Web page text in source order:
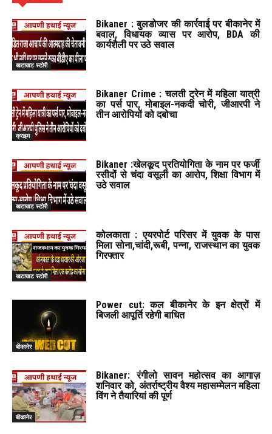
खटाखट स्टोरी
Bikaner : बुलडोजर की कार्रवाई पर बीकानेर में
बवाल, विधायक व्यास पर आरोप, BDA की
कार्यशैली पर उठे सवाल
क्राइम
Bikaner Crime : चलती ट्रेन में महिला यात्री
का पर्स पार, मोबाइल-नकदी चोरी, जीआरपी ने
तीन आरोपियों को दबोचा
खटाखट स्टोरी
Bikaner :खेलकूद प्रतियोगिता के नाम पर फर्जी
रसीदों से चंदा वसूली का आरोप, शिक्षा विभाग में
उठे सवाल
खटाखट स्टोरी
कोलकाता : एयरपोर्ट परिसर में युवक के पास
मिला सोना,चांदी,रूबी, पन्ना, राजस्थान का युवक
गिरफ्तार
बीकानेर
Power cut: कल बीकानेर के इन क्षेत्रों में
बिजली आपूर्ति रहेगी बाधित
बीकानेर
Bikaner: रंगीलो सावन महोत्सव का आगाज़
शनिवार को, अंतर्राष्ट्रीय वैश्य महासम्मेलन महिला
विंग ने तैयारियां की पूर्ण